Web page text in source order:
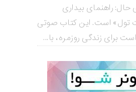
راهنمای بیداری
تول» است. این کتاب صوتی
برای زندگی روزمره، با...